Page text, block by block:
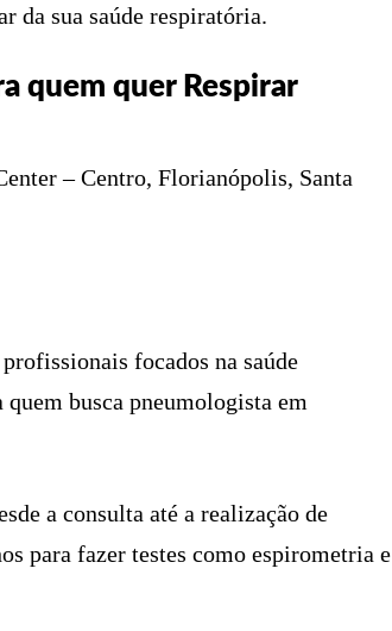
da sua saúde respiratória.
quem quer Respirar
– Centro, Florianópolis, Santa
focados na saúde
busca pneumologista em
a consulta até a realização de
para fazer testes como espirometria e